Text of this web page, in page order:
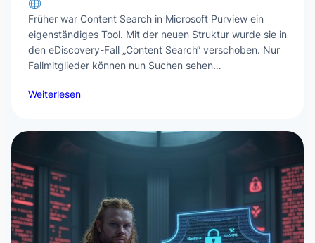
Früher war Content Search in Microsoft Purview ein
eigenständiges Tool. Mit der neuen Struktur wurde sie in
den eDiscovery-Fall „Content Search“ verschoben. Nur
Fallmitglieder können nun Suchen sehen…
Weiterlesen